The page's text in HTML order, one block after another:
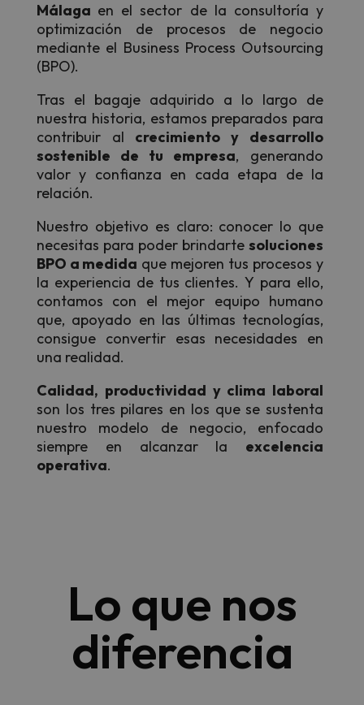
Málaga en el sector de la consultoría y
optimización de procesos de negocio
mediante el Business Process Outsourcing
(BPO).
Tras el bagaje adquirido a lo largo de
nuestra historia, estamos preparados para
contribuir al crecimiento y desarrollo
sostenible de tu empresa, generando
valor y confianza en cada etapa de la
relación.
Nuestro objetivo es claro: conocer lo que
necesitas para poder brindarte soluciones
BPO a medida que mejoren tus procesos y
la experiencia de tus clientes. Y para ello,
contamos con el mejor equipo humano
que, apoyado en las últimas tecnologías,
consigue convertir esas necesidades en
una realidad.
Calidad, productividad y clima laboral
son los tres pilares en los que se sustenta
nuestro modelo de negocio, enfocado
siempre en alcanzar la excelencia
operativa.
Lo que nos
diferencia